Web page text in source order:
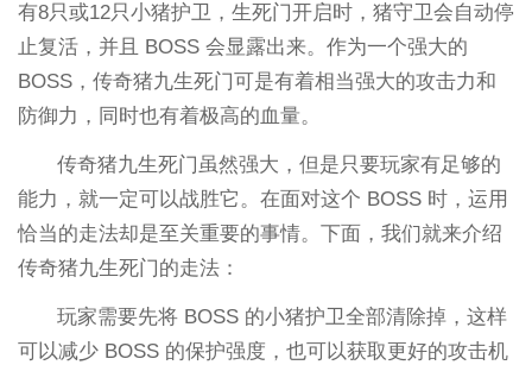
有8只或12只小猪护卫，生死门开启时，猪守卫会自动停
止复活，并且 BOSS 会显露出来。作为一个强大的
BOSS，传奇猪九生死门可是有着相当强大的攻击力和
防御力，同时也有着极高的血量。
传奇猪九生死门虽然强大，但是只要玩家有足够的
能力，就一定可以战胜它。在面对这个 BOSS 时，运用
恰当的走法却是至关重要的事情。下面，我们就来介绍
传奇猪九生死门的走法：
玩家需要先将 BOSS 的小猪护卫全部清除掉，这样
可以减少 BOSS 的保护强度，也可以获取更好的攻击机